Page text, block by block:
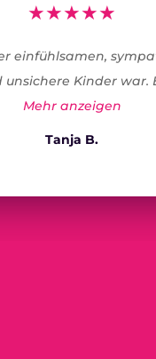
★★★★★
einfühlsamen,
Kinder war.
Mehr anzeigen
Tanja B.